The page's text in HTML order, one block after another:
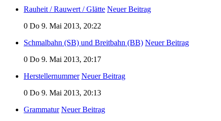
Rauheit / Rauwert / Glätte Neuer Beitrag
0 Do 9. Mai 2013, 20:22
Schmalbahn (SB) und Breitbahn (BB) Neuer Beitrag
0 Do 9. Mai 2013, 20:17
Herstellernummer Neuer Beitrag
0 Do 9. Mai 2013, 20:13
Grammatur Neuer Beitrag